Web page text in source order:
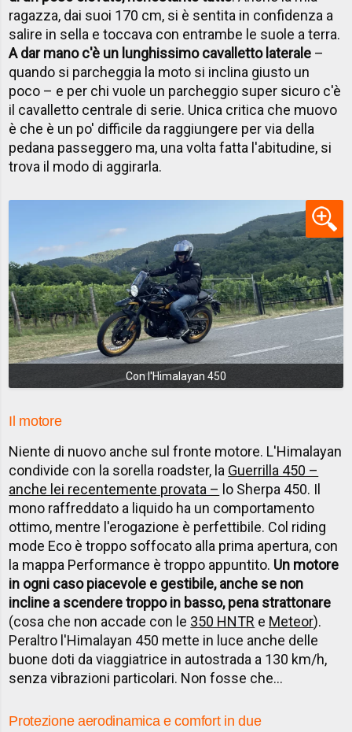
ragazza, dai suoi 170 cm, si è sentita in confidenza a
salire in sella e toccava con entrambe le suole a terra.
A dar mano c'è un lunghissimo cavalletto laterale –
quando si parcheggia la moto si inclina giusto un
poco – e per chi vuole un parcheggio super sicuro c'è
il cavalletto centrale di serie. Unica critica che muovo
è che è un po' difficile da raggiungere per via della
pedana passeggero ma, una volta fatta l'abitudine, si
trova il modo di aggirarla.
Con l'Himalayan 450
Il motore
Niente di nuovo anche sul fronte motore. L'Himalayan
condivide con la sorella roadster, la Guerrilla 450 –
anche lei recentemente provata – lo Sherpa 450. Il
mono raffreddato a liquido ha un comportamento
ottimo, mentre l'erogazione è perfettibile. Col riding
mode Eco è troppo soffocato alla prima apertura, con
la mappa Performance è troppo appuntito. Un motore
in ogni caso piacevole e gestibile, anche se non
incline a scendere troppo in basso, pena strattonare
(cosa che non accade con le 350 HNTR e Meteor).
Peraltro l'Himalayan 450 mette in luce anche delle
buone doti da viaggiatrice in autostrada a 130 km/h,
senza vibrazioni particolari. Non fosse che...
Protezione aerodinamica e comfort in due